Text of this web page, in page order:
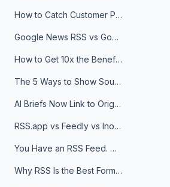
How to Catch Customer Problems Before They Become Support Tickets
Google News RSS vs Google Alerts: Which Is Better for News Monitoring?
How to Get 10x the Benefits of Google Alerts
The 5 Ways to Show Sources in Your AI Brief, And When to Use Each
AI Briefs Now Link to Original Sources. Here's Why It Matters
RSS.app vs Feedly vs Inoreader: Which One Is Actually Right for You?
You Have an RSS Feed. Now What?
Why RSS Is the Best Format for AI Agents in 2026